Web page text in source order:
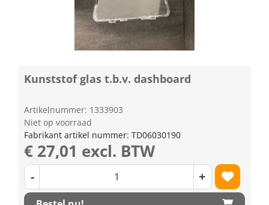
Kunststof glas t.b.v. dashboard
Artikelnummer: 1333903
Niet op voorraad
Fabrikant artikel nummer: TD06030190
€ 27,01 excl. BTW
- +